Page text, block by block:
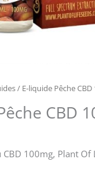
/ E-liquide Pêche CBD
CBD
CBD 100mg, Plant Of